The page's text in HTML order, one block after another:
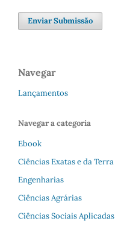
Enviar Submissão
Navegar
Lançamentos
Navegar a categoria
Ebook
Ciências Exatas e da Terra
Engenharias
Ciências Agrárias
Ciências Sociais Aplicadas